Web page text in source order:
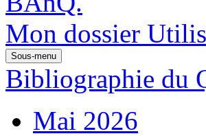
Mon dossier
Sous-menu
Bibliographie du
Mai 2026